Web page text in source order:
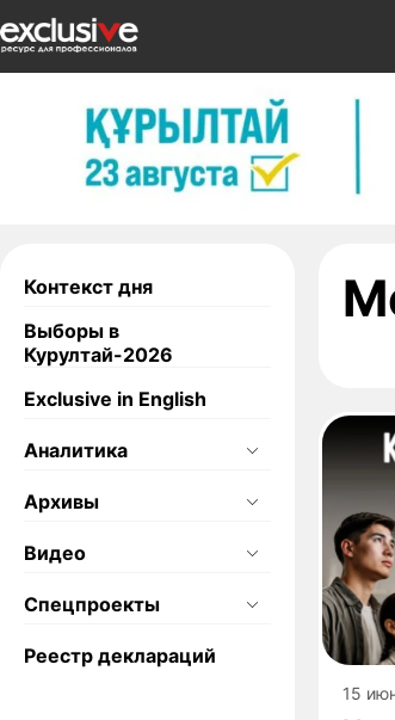
Контекст дня
Выборы в
Курултай-2026
Exclusive in English
Аналитика
Архивы
Видео
Спецпроекты
Реестр деклараций
15